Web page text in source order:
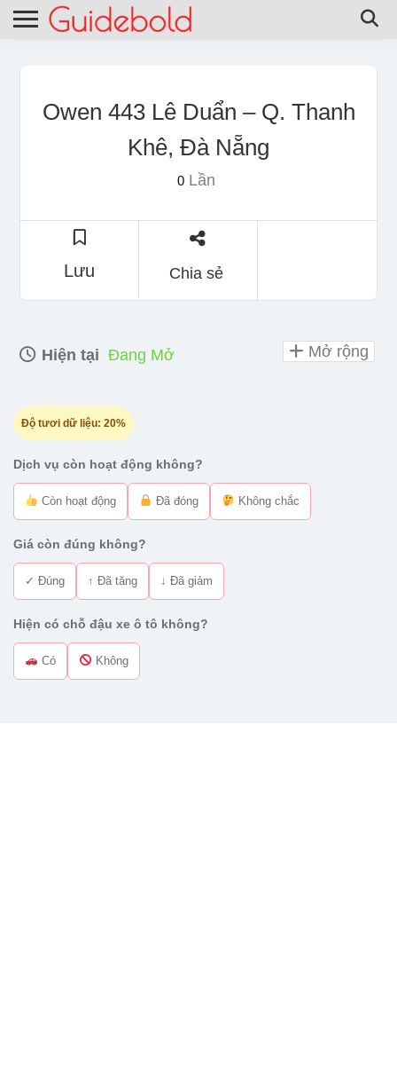
Owen 443 Lê Duẩn – Q. Thanh
Khê, Đà Nẵng
0Lần
Lưu Chia sẻ
Hiện tại Đang Mở
Độ tươi dữ liệu: 20%
Dịch vụ còn hoạt động không?
Còn hoạt động Đã đóng Không chắc
Giá còn đúng không?
✓ Đúng ↑ Đã tăng ↓ Đã giảm
Hiện có chỗ đậu xe ô tô không?
Có Không
Mở rộng